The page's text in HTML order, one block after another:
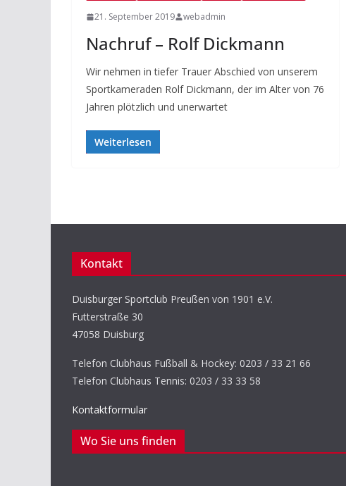
21. September 2019 webadmin
Nachruf – Rolf Dickmann
Wir nehmen in tiefer Trauer Abschied von unserem
Sportkameraden Rolf Dickmann, der im Alter von 76
Jahren plötzlich und unerwartet
Weiterlesen
Kontakt
Duisburger Sportclub Preußen von 1901 e.V.
Futterstraße 30
47058 Duisburg
Telefon Clubhaus Fußball & Hockey: 0203 / 33 21 66
Telefon Clubhaus Tennis: 0203 / 33 33 58
Kontaktformular
Wo Sie uns finden